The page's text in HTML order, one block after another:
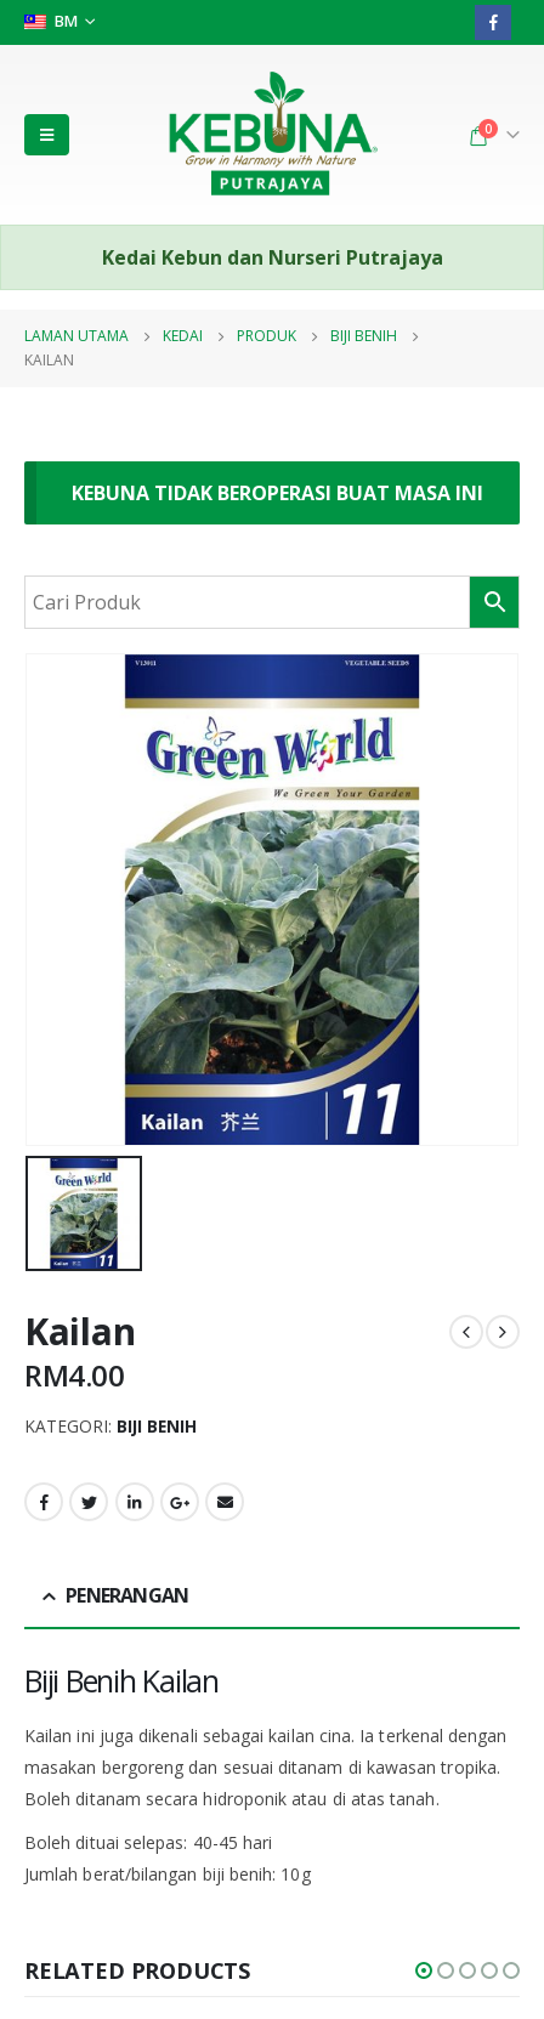
BM
0
Kedai Kebun dan Nurseri Putrajaya
LAMAN UTAMA KEDAI PRODUK
BIJI BENIH
KAILAN
KEBUNA TIDAK BEROPERASI BUAT MASA INI
Kailan
RM4.00
KATEGORI: BIJI BENIH
PENERANGAN
Biji Benih Kailan
Kailan ini juga dikenali sebagai kailan cina. Ia terkenal dengan
masakan bergoreng dan sesuai ditanam di kawasan tropika.
Boleh ditanam secara hidroponik atau di atas tanah.
Boleh dituai selepas: 40-45 hari
Jumlah berat/bilangan biji benih: 10g
RELATED PRODUCTS